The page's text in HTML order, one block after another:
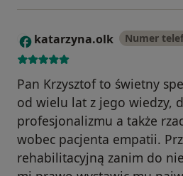
K katarzyna.olk Numer
Pan Krzysztof to świetny
od wielu lat z jego wiedzy,
profesjonalizmu a także
wobec pacjenta empatii.
rehabilitacyjną zanim do